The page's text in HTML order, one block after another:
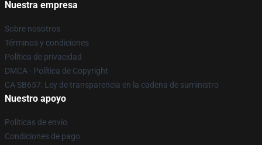
Nuestra empresa
Sobre nosotros
Términos y condiciones
Política de privacidad
DMCA - Política de Copyright
CA SB657: Ley de transparencia en la cadena de suministro
Nuestro apoyo
Políticas de envío
Condiciones de pago